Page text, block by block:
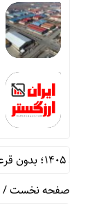
صفحه نخست/